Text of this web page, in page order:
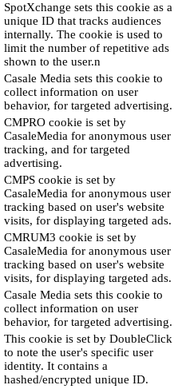
SpotXchange sets this cookie as a
unique ID that tracks audiences
internally. The cookie is used to
limit the number of repetitive ads
shown to the user.n
Casale Media sets this cookie to
collect information on user
behavior, for targeted advertising.
CMPRO cookie is set by
CasaleMedia for anonymous user
tracking, and for targeted
advertising.
CMPS cookie is set by
CasaleMedia for anonymous user
tracking based on user's website
visits, for displaying targeted ads.
CMRUM3 cookie is set by
CasaleMedia for anonymous user
tracking based on user's website
visits, for displaying targeted ads.
Casale Media sets this cookie to
collect information on user
behavior, for targeted advertising.
This cookie is set by DoubleClick
to note the user's specific user
identity. It contains a
hashed/encrypted unique ID.